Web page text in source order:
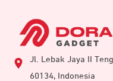
Jl. Lebak Jaya II
60134, Indonesia